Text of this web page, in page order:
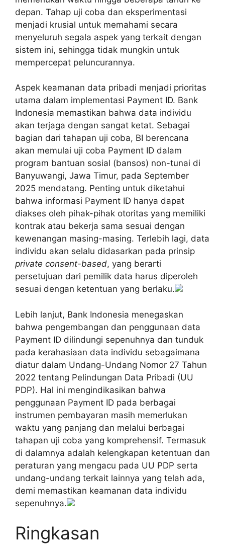
depan. Tahap uji coba dan eksperimentasi
menjadi krusial untuk memahami secara
menyeluruh segala aspek yang terkait dengan
sistem ini, sehingga tidak mungkin untuk
mempercepat peluncurannya.
Aspek keamanan data pribadi menjadi prioritas
utama dalam implementasi Payment ID. Bank
Indonesia memastikan bahwa data individu
akan terjaga dengan sangat ketat. Sebagai
bagian dari tahapan uji coba, BI berencana
akan memulai uji coba Payment ID dalam
program bantuan sosial (bansos) non-tunai di
Banyuwangi, Jawa Timur, pada September
2025 mendatang. Penting untuk diketahui
bahwa informasi Payment ID hanya dapat
diakses oleh pihak-pihak otoritas yang memiliki
kontrak atau bekerja sama sesuai dengan
kewenangan masing-masing. Terlebih lagi, data
individu akan selalu didasarkan pada prinsip
private consent-based, yang berarti
persetujuan dari pemilik data harus diperoleh
sesuai dengan ketentuan yang berlaku.
Lebih lanjut, Bank Indonesia menegaskan
bahwa pengembangan dan penggunaan data
Payment ID dilindungi sepenuhnya dan tunduk
pada kerahasiaan data individu sebagaimana
diatur dalam Undang-Undang Nomor 27 Tahun
2022 tentang Pelindungan Data Pribadi (UU
PDP). Hal ini mengindikasikan bahwa
penggunaan Payment ID pada berbagai
instrumen pembayaran masih memerlukan
waktu yang panjang dan melalui berbagai
tahapan uji coba yang komprehensif. Termasuk
di dalamnya adalah kelengkapan ketentuan dan
peraturan yang mengacu pada UU PDP serta
undang-undang terkait lainnya yang telah ada,
demi memastikan keamanan data individu
sepenuhnya.
Ringkasan